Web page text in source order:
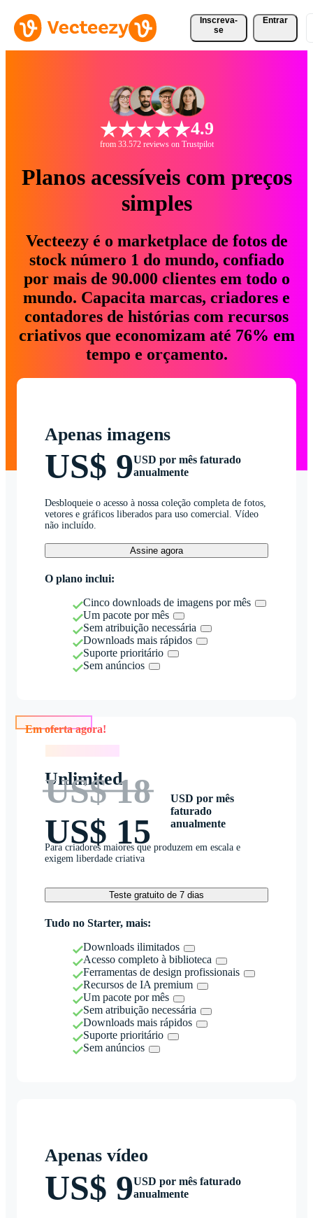
Inscreva-
se
Entrar
4.9
from 33.572 reviews on Trustpilot
Planos acessíveis com preços
simples
Vecteezy é o marketplace de fotos de
stock número 1 do mundo, confiado
por mais de 90.000 clientes em todo o
mundo. Capacita marcas, criadores e
contadores de histórias com recursos
criativos que economizam até 76% em
tempo e orçamento.
Apenas imagens
US$ 9USD por mês faturado
anualmente
Desbloqueie o acesso à nossa coleção completa de fotos,
vetores e gráficos liberados para uso comercial. Vídeo
não incluído.
Assine agora
O plano inclui:
Cinco downloads de imagens por mês
Um pacote por mês
Sem atribuição necessária
Downloads mais rápidos
Suporte prioritário
Sem anúncios
Unlimited
US$ 18
US$ 15
USD por mês
faturado
anualmente
Para criadores maiores que produzem em escala e
exigem liberdade criativa
Teste gratuito de 7 dias
Tudo no Starter, mais:
Downloads ilimitados
Acesso completo à biblioteca
Ferramentas de design profissionais
Recursos de IA premium
Um pacote por mês
Sem atribuição necessária
Downloads mais rápidos
Suporte prioritário
Sem anúncios
Apenas vídeo
US$ 9USD por mês faturado
anualmente